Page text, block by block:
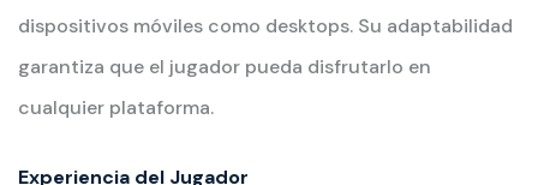
dispositivos móviles como desktops. Su adaptabilidad
garantiza que el jugador pueda disfrutarlo en
cualquier plataforma.
Experiencia del Jugador